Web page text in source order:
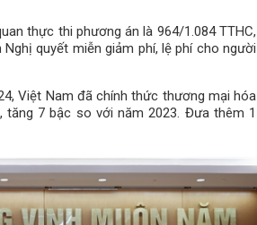
thực thi phương án là 964/1.084 TTHC,
quyết miễn giảm phí, lệ phí cho người
Việt Nam đã chính thức thương mại hóa
7 bậc so với năm 2023. Đưa thêm 1